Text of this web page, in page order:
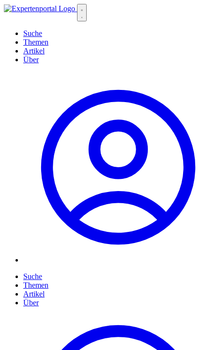
Suche
Themen
Artikel
Über
Suche
Themen
Artikel
Über